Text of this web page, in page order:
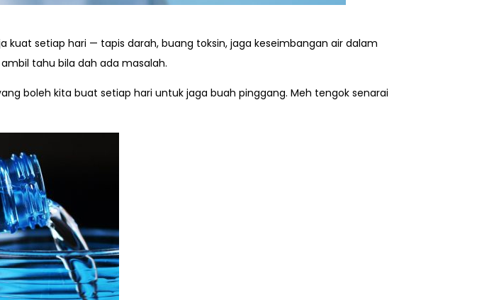
kuat setiap hari — tapis darah, buang toksin, jaga keseimbangan air dalam
tahu bila dah ada masalah.
boleh kita buat setiap hari untuk jaga buah pinggang. Meh tengok senarai